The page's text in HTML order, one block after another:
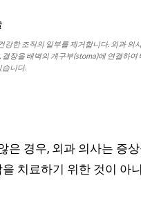
강한 조직의 일부를 제거합니다. 외과 의
장을 배벽의 개구부(stoma)에 연결하여
습니다.
경우, 외과 의사는 증
치료하기 위한 것이 아